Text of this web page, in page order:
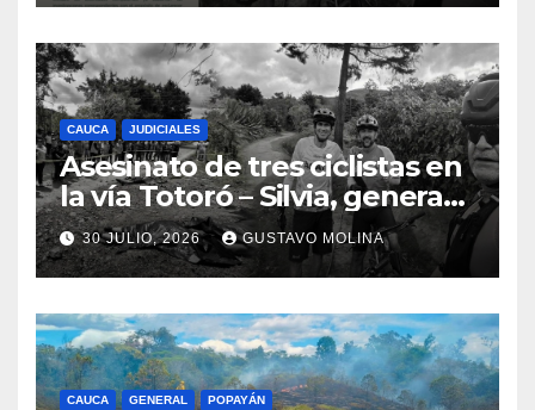
Nacional
CAUCA JUDICIALES
Asesinato de tres ciclistas en
la vía Totoró – Silvia, genera
consternación en el Cauca
30 JULIO, 2026 GUSTAVO MOLINA
CAUCA GENERAL POPAYÁN